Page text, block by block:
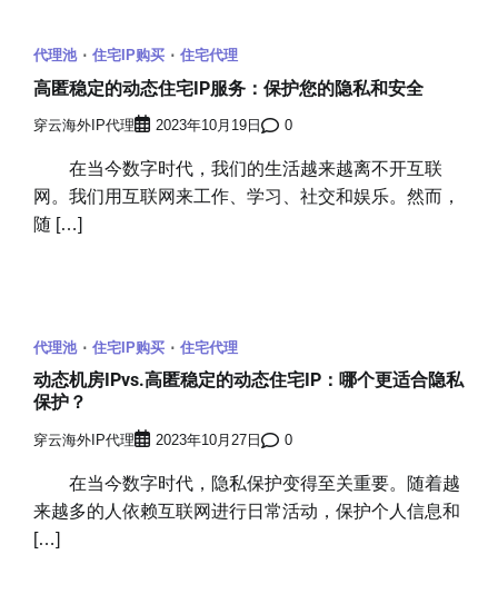
代理池 住宅IP购买 住宅代理
高匿稳定的动态住宅IP服务：保护您的隐私和安全
穿云海外IP代理 2023年10月19日 0
在当今数字时代，我们的生活越来越离不开互联
网。我们用互联网来工作、学习、社交和娱乐。然而，
随 […]
代理池 住宅IP购买 住宅代理
动态机房IPvs.高匿稳定的动态住宅IP：哪个更适合隐私
保护？
穿云海外IP代理 2023年10月27日 0
在当今数字时代，隐私保护变得至关重要。随着越
来越多的人依赖互联网进行日常活动，保护个人信息和
[…]